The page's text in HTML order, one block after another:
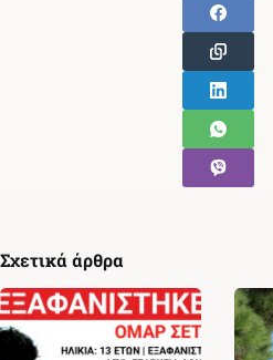
Σχετικά άρθρα